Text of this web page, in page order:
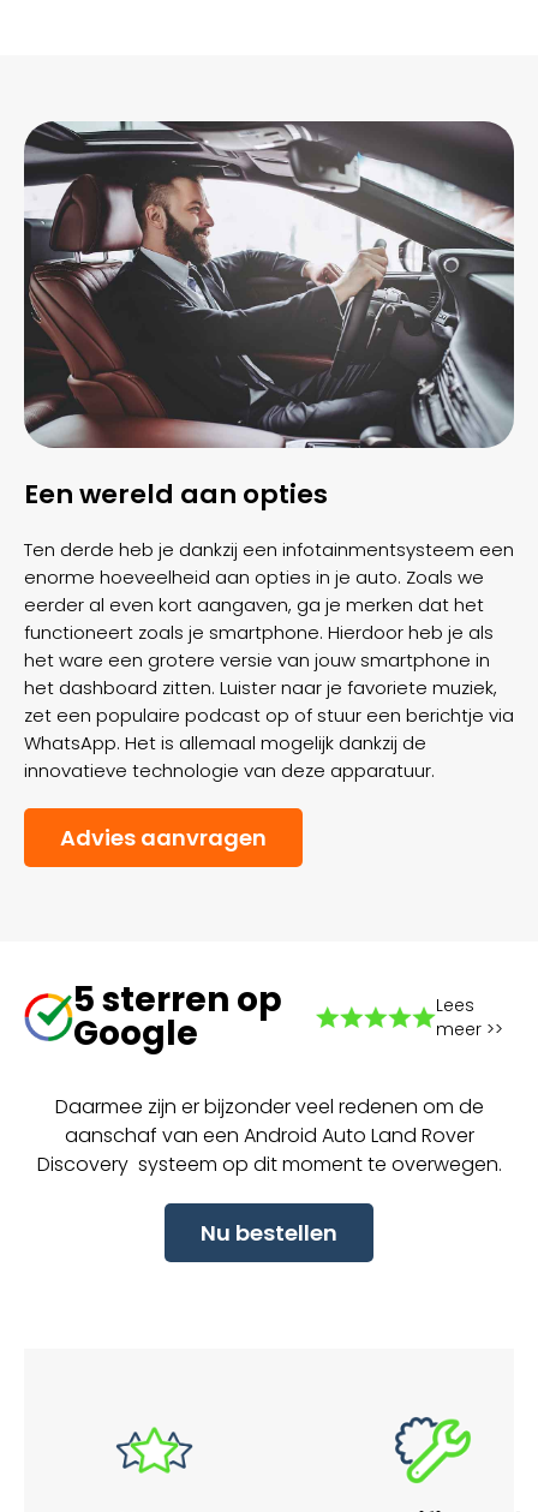
Een wereld aan opties
Ten derde heb je dankzij een infotainmentsysteem een
enorme hoeveelheid aan opties in je auto. Zoals we
eerder al even kort aangaven, ga je merken dat het
functioneert zoals je smartphone. Hierdoor heb je als
het ware een grotere versie van jouw smartphone in
het dashboard zitten. Luister naar je favoriete muziek,
zet een populaire podcast op of stuur een berichtje via
WhatsApp. Het is allemaal mogelijk dankzij de
innovatieve technologie van deze apparatuur.
Advies aanvragen
5 sterren op
Google
Lees
meer >>
Daarmee zijn er bijzonder veel redenen om de
aanschaf van een Android Auto Land Rover
Discovery systeem op dit moment te overwegen.
Nu bestellen